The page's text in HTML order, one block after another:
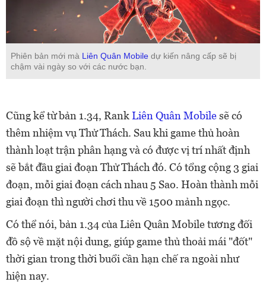
Phiên bản mới mà Liên Quân Mobile dự kiến nâng cấp sẽ bị
chậm vài ngày so với các nước bạn.
Cũng kể từ bản 1.34, RankLiên Quân Mobilesẽ có
thêm nhiệm vụ Thử Thách. Sau khi game thủ hoàn
thành loạt trận phân hạng và có được vị trí nhất định
sẽ bắt đầu giai đoạn Thử Thách đó. Có tổng cộng 3 giai
đoạn, mỗi giai đoạn cách nhau 5 Sao. Hoàn thành mỗi
giai đoạn thì người chơi thu về 1500 mảnh ngọc.
Có thể nói, bản 1.34 của Liên Quân Mobile tương đối
đồ sộ về mặt nội dung, giúp game thủ thoải mái "đốt"
thời gian trong thời buổi cần hạn chế ra ngoài như
hiện nay.